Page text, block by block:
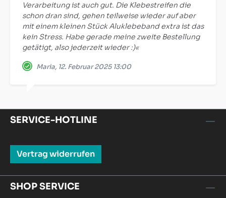
Verarbeitung ist auch gut. Die Klebestreifen die
schon dran sind, gehen teilweise wieder auf aber
mit einem kleinen Stück Aluklebeband extra ist das
kein Stress. Habe gerade meine zweite Bestellung
getätigt, also jederzeit wieder :)«
Maria, 12. Februar 2025 13:00
SERVICE-HOTLINE
Vertrag widerrufen
SHOP SERVICE